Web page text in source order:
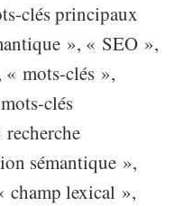
clés principaux
», « SEO »,
« mots-clés »,
clés
recherche
sémantique »,
champ lexical »,